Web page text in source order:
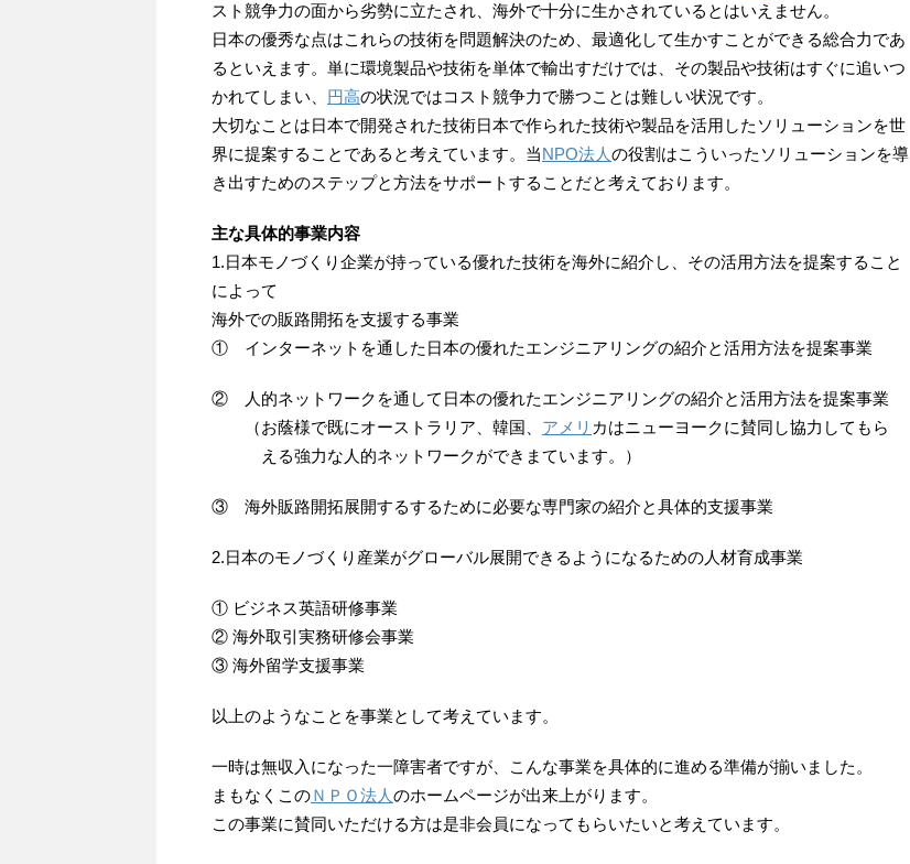
スト競争力の面から劣勢に立たされ、海外で十分に生かされているとはいえません。
日本の優秀な点はこれらの技術を問題解決のため、最適化して生かすことができる総合力であ
るといえます。単に環境製品や技術を単体で輸出すだけでは、その製品や技術はすぐに追いつ
かれてしまい、 円高の状況ではコスト競争力で勝つことは難しい状況です。
大切なことは日本で開発された技術日本で作られた技術や製品を活用したソリューションを世
界に提案することであると考えています。当NPO法人の役割はこういったソリューションを導
き出すためのステップと方法をサポートすることだと考えております。
主な具体的事業内容
1.日本モノづくり企業が持っている優れた技術を海外に紹介し、その活用方法を提案すること
によって
海外での販路開拓を支援する事業
① インターネットを通した日本の優れたエンジニアリングの紹介と活用方法を提案事業
② 人的ネットワークを通して日本の優れたエンジニアリングの紹介と活用方法を提案事業
（お蔭様で既にオーストラリア、韓国、 アメリ カはニューヨークに賛同し協力してもら
える強力な人的ネットワークができまています。）
③ 海外販路開拓展開するするために必要な専門家の紹介と具体的支援事業
2.日本のモノづくり産業がグローバル展開できるようになるための人材育成事業
① ビジネス英語研修事業
② 海外取引実務研修会事業
③ 海外留学支援事業
以上のようなことを事業として考えています。
一時は無収入になった一障害者ですが、こんな事業を具体的に進める準備が揃いました。
まもなくこのＮＰＯ法人のホームページが出来上がります。
この事業に賛同いただける方は是非会員になってもらいたいと考えています。